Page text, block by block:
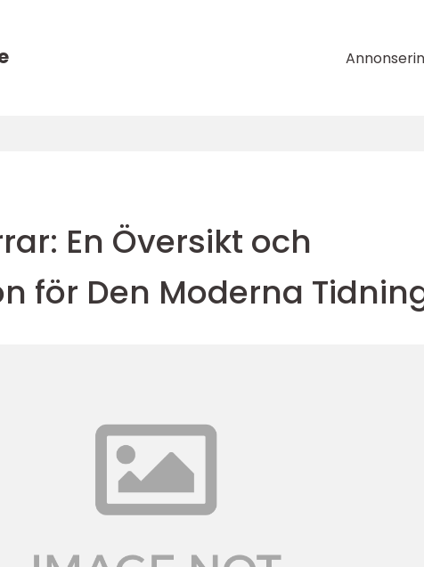
En Översikt och
för Den Moderna